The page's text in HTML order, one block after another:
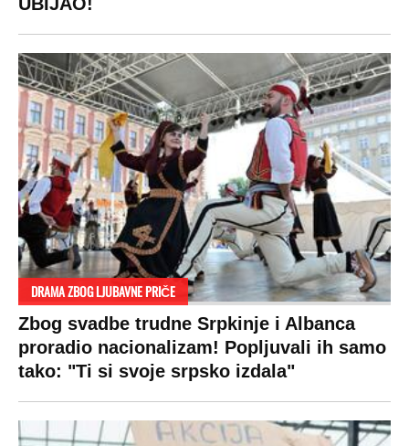
koštaju 100 evra, a neke i 2.000 dinara!
SPREMITE SE
Za posnu slavsku trpezu ove godine treba
izdvojiti ozbiljnu sumu novca: Nečija cela
plata ode na svega 20 gostiju